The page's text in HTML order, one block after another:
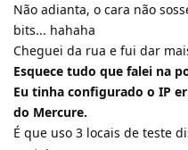
Não adianta, o cara não
bits... hahaha
Cheguei da rua e fui dar
Esquece tudo que falei na
Eu tinha configurado o IP
do Mercure.
É que uso 3 locais de teste